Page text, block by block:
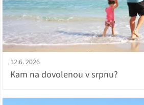
12.6. 2026
Kam na dovolenou v srpnu?